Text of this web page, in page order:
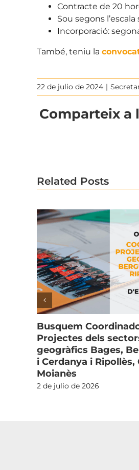
Contracte de 20
Sou segons
Incorporació:
També, teniu la
22 de julio de 2024 |
Comparteix a
Related Posts
Busquem
Projectes dels
geogràfics Bages,
i Cerdanya i Ripollès,
Moianès
2 de julio de 2026